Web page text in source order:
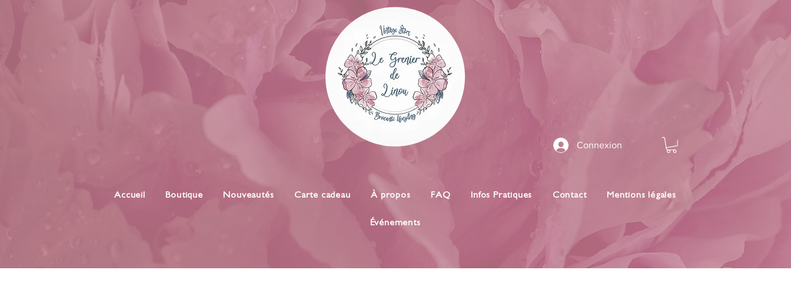
Connexion
Accueil Boutique Nouveautés Carte cadeau À propos FAQ Infos Pratiques Contact Mentions légales
Événements